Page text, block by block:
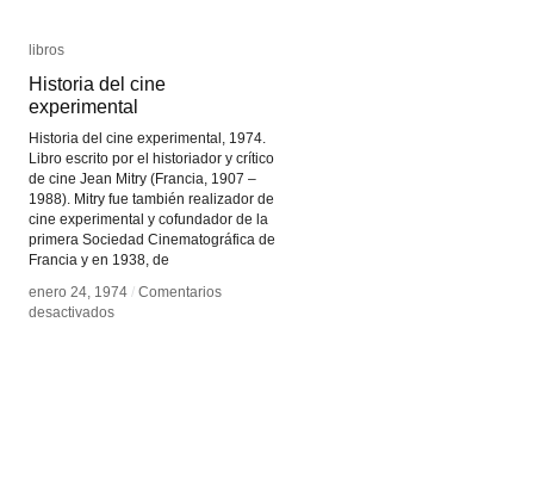
libros
Historia del cine
experimental
Historia del cine experimental, 1974.
Libro escrito por el historiador y crítico
de cine Jean Mitry (Francia, 1907 –
1988). Mitry fue también realizador de
cine experimental y cofundador de la
primera Sociedad Cinematográfica de
Francia y en 1938, de
enero 24, 1974 / Comentarios
desactivadosen
libros
Historia del cine
experimental
enero 24, 1974 / Comentarios
desactivadosen